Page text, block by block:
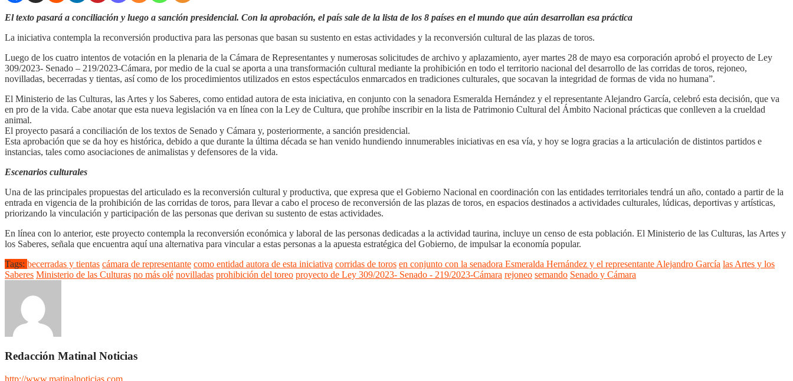
El texto pasará a conciliación y luego a sanción presidencial. Con la aprobación, el país sale de la lista de los 8 países en el mundo que aún desarrollan esa práctica
La iniciativa contempla la reconversión productiva para las personas que basan su sustento en estas actividades y la reconversión cultural de las plazas de toros.
Luego de los cuatro intentos de votación en la plenaria de la Cámara de Representantes y numerosas solicitudes de archivo y aplazamiento, ayer martes 28 de mayo esa corporación aprobó el proyecto de Ley
309/2023- Senado – 219/2023-Cámara, por medio de la cual se aporta a una transformación cultural mediante la prohibición en todo el territorio nacional del desarrollo de las corridas de toros, rejoneo,
novilladas, becerradas y tientas, así como de los procedimientos utilizados en estos espectáculos enmarcados en tradiciones culturales, que socavan la integridad de formas de vida no humana”.
El Ministerio de las Culturas, las Artes y los Saberes, como entidad autora de esta iniciativa, en conjunto con la senadora Esmeralda Hernández y el representante Alejandro García, celebró esta decisión, que va
en pro de la vida. Cabe anotar que esta nueva legislación va en línea con la Ley de Cultura, que prohíbe inscribir en la lista de Patrimonio Cultural del Ámbito Nacional prácticas que conlleven a la crueldad
animal.
El proyecto pasará a conciliación de los textos de Senado y Cámara y, posteriormente, a sanción presidencial.
Esta aprobación que se da hoy es histórica, debido a que durante la última década se han venido hundiendo innumerables iniciativas en esa vía, y hoy se logra gracias a la articulación de distintos partidos e
instancias, tales como asociaciones de animalistas y defensores de la vida.
Escenarios culturales
Una de las principales propuestas del articulado es la reconversión cultural y productiva, que expresa que el Gobierno Nacional en coordinación con las entidades territoriales tendrá un año, contado a partir de la
entrada en vigencia de la prohibición de las corridas de toros, para llevar a cabo el proceso de reconversión de las plazas de toros, en espacios destinados a actividades culturales, lúdicas, deportivas y artísticas,
priorizando la vinculación y participación de las personas que derivan su sustento de estas actividades.
En línea con lo anterior, este proyecto contempla la reconversión económica y laboral de las personas dedicadas a la actividad taurina, incluye un censo de esta población. El Ministerio de las Culturas, las Artes y
los Saberes, señala que encuentra aquí una alternativa para vincular a estas personas a la apuesta estratégica del Gobierno, de impulsar la economía popular.
Tags: becerradas y tientas cámara de representante como entidad autora de esta iniciativa corridas de toros en conjunto con la senadora Esmeralda Hernández y el representante Alejandro García las Artes y los
Saberes Ministerio de las Culturas no más olé novilladas prohibición del toreo proyecto de Ley 309/2023- Senado - 219/2023-Cámara rejoneo semando Senado y Cámara
Redacción Matinal Noticias